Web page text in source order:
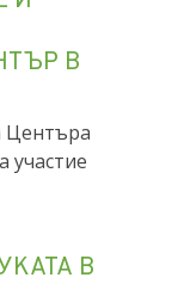
И
В
Центъра
участие